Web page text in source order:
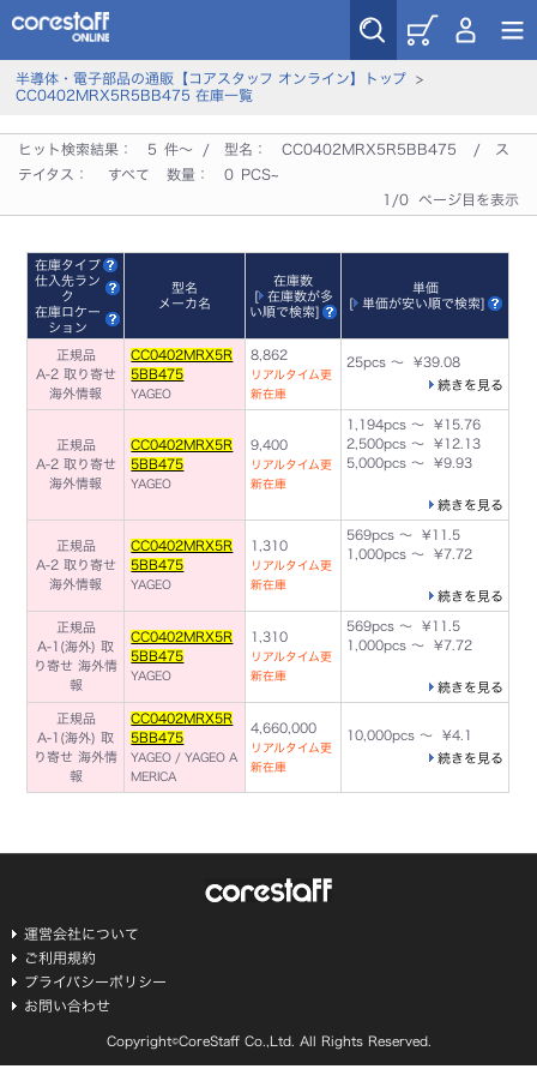
半導体・電子部品の通販【コアスタッフ オンライン】トップ>
CC0402MRX5R5BB475 在庫一覧
ヒット検索結果： 5 件～ / 型名： CC0402MRX5R5BB475
/ ス
テイタス：
すべて 数量： 0 PCS~
1/0 ページ目を表示
在庫タイプ
仕入先ラン
ク
在庫ロケー
ション
型名
メーカ名
在庫数
[
在庫数が多
い順で検索]
単価
[
単価が安い順で検索]
正規品
A-2 取り寄せ
海外情報
CC0402MRX5R
5BB475
YAGEO
8,862
リアルタイム更
新在庫
25pcs ～ ¥39.08
続きを見る
正規品
A-2 取り寄せ
海外情報
CC0402MRX5R
5BB475
YAGEO
9,400
リアルタイム更
新在庫
1,194pcs ～ ¥15.76
2,500pcs ～ ¥12.13
5,000pcs ～ ¥9.93
続きを見る
正規品
A-2 取り寄せ
海外情報
CC0402MRX5R
5BB475
YAGEO
1,310
リアルタイム更
新在庫
569pcs ～ ¥11.5
1,000pcs ～ ¥7.72
続きを見る
正規品
A-1(海外) 取
り寄せ海外情
報
CC0402MRX5R
5BB475
YAGEO
1,310
リアルタイム更
新在庫
569pcs ～ ¥11.5
1,000pcs ～ ¥7.72
続きを見る
正規品
A-1(海外) 取
り寄せ海外情
報
CC0402MRX5R
5BB475
YAGEO / YAGEO A
MERICA
4,660,000
リアルタイム更
新在庫
10,000pcs ～ ¥4.1
続きを見る
運営会社について
ご利用規約
プライバシーポリシー
お問い合わせ
Copyright©CoreStaff Co.,Ltd. All Rights Reserved.